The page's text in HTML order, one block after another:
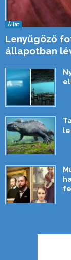
Állat
Lenyűgöző
állapotban